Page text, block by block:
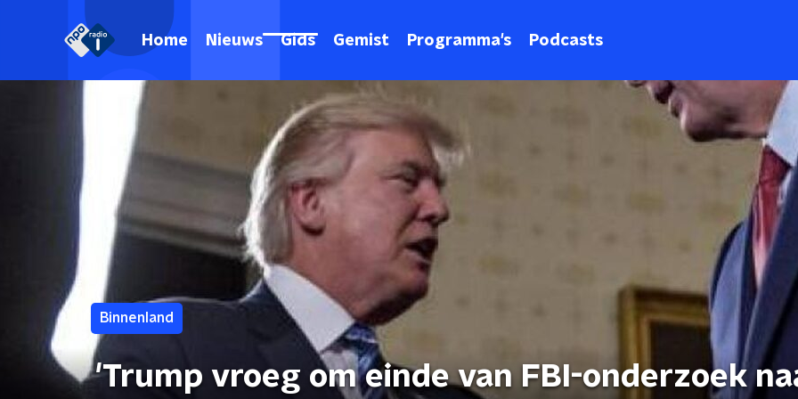
Home Nieuws Gids Gemist Programma's Podcasts
Binnenland
'Trump vroeg om einde van FBI-onderzoek